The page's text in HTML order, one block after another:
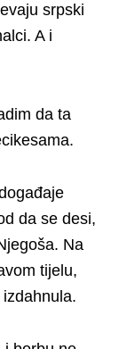
srpski
A i
da ta
da se desi,
Na
tijelu,